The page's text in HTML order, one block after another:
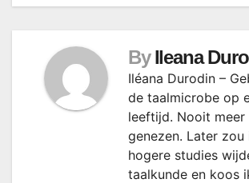
By Ileana
Iléana Durodin –
de taalmicrobe op
leeftijd. Nooit meer
genezen. Later
hogere studies
taalkunde en koos